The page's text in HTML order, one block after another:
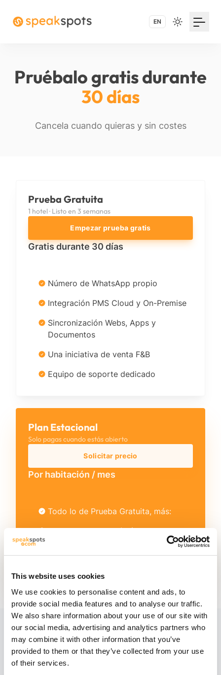
This website uses cookies
We use cookies to personalise content and ads, to
provide social media features and to analyse our traffic.
We also share information about your use of our site with
our social media, advertising and analytics partners who
may combine it with other information that you’ve
provided to them or that they’ve collected from your use
of their services.
EN
Pruébalo gratis durante
30 días
Cancela cuando quieras y sin costes
Prueba Gratuita
1 hotel · Listo en 3 semanas
Empezar prueba gratis
Gratis durante 30 días
Número de WhatsApp propio
Integración PMS Cloud y On-Premise
Sincronización Webs, Apps y
Documentos
Una iniciativa de venta F&B
Equipo de soporte dedicado
Plan Estacional
Solo pagas cuando estás abierto
Solicitar precio
Por habitación / mes
Todo lo de Prueba Gratuita, más:
Cualquier integración (CRM,
Preguntas frecuentes sobre
nuestrosprecios